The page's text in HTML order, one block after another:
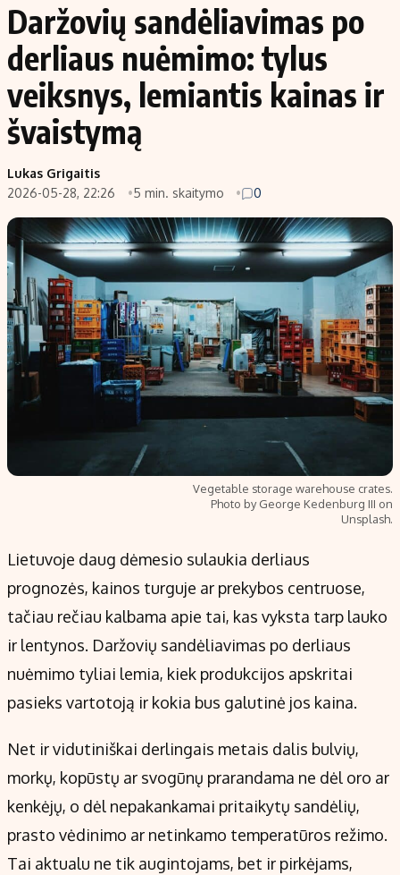
Daržovių sandėliavimas po
derliaus nuėmimo: tylus
veiksnys, lemiantis kainas ir
švaistymą
Lukas Grigaitis
2026-05-28, 22:26
5 min. skaitymo 0
Vegetable storage warehouse crates.
Photo by George Kedenburg III on
Unsplash.
Lietuvoje daug dėmesio sulaukia derliaus
prognozės, kainos turguje ar prekybos centruose,
tačiau rečiau kalbama apie tai, kas vyksta tarp lauko
ir lentynos. Daržovių sandėliavimas po derliaus
nuėmimo tyliai lemia, kiek produkcijos apskritai
pasieks vartotoją ir kokia bus galutinė jos kaina.
Net ir vidutiniškai derlingais metais dalis bulvių,
morkų, kopūstų ar svogūnų prarandama ne dėl oro ar
kenkėjų, o dėl nepakankamai pritaikytų sandėlių,
prasto vėdinimo ar netinkamo temperatūros režimo.
Tai aktualu ne tik augintojams, bet ir pirkėjams,